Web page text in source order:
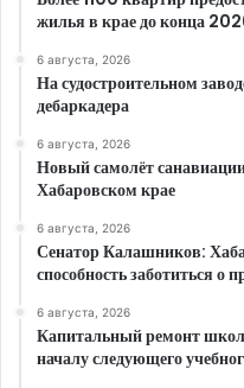
жилья в крае до конца
6 августа, 2026
На судостроительном
дебаркадера
6 августа, 2026
Новый самолёт
Хабаровском крае
6 августа, 2026
Сенатор Калашников:
способность заботиться о
6 августа, 2026
Капитальный ремонт
началу следующего